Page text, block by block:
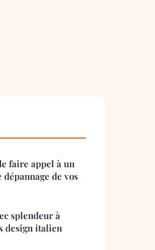
faire appel à un
de vos
splendeur à
design italien